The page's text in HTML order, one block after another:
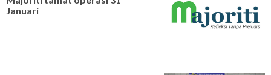
Januari